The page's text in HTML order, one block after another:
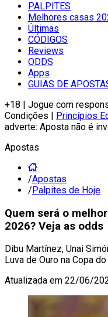
PALPITES
Melhores casas
Últimas
CÓDIGOS
Reviews
ODDS
Apps
GUIAS DE
+18 | Jogue com
Condições | Princípios
adverte: Aposta não é
Apostas
/Apostas
/Palpites de Hoje
Quem será o
2026? Veja as odds
Dibu Martínez, Unai
Luva de Ouro na Copa
Atualizada em 22/06/